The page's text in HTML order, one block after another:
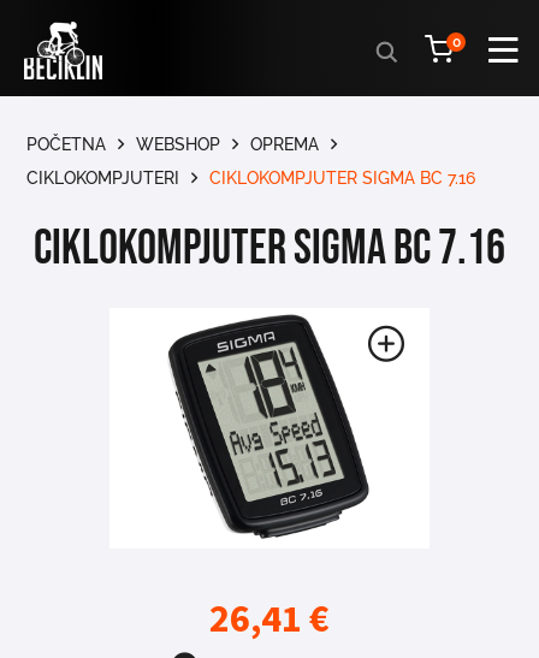
Products
search
0
POČETNA WEBSHOP
OPREMA
CIKLOKOMPJUTERI
CIKLOKOMPJUTER SIGMA BC 7.16
CIKLOKOMPJUTER SIGMA BC 7.16
26,41€